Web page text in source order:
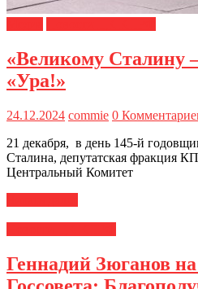
«Великому Сталину
«Ура!»
24.12.2024 commie 0
21 декабря, в день 145-й
Сталина, депутатская фракция
Центральный Комитет
Геннадий Зюганов